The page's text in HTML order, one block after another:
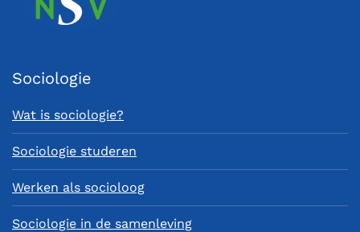
Sociologie
Wat is sociologie?
Sociologie studeren
Werken als socioloog
Sociologie in de samenleving